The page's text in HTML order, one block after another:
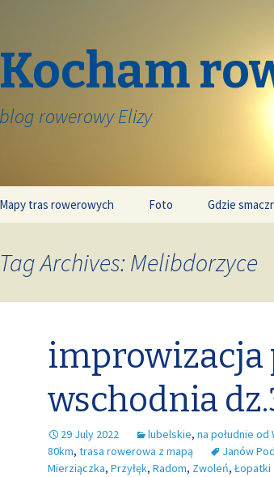
Kocham
blog rowerowy Elizy
Mapy tras rowerowych Foto Gdzie
Tag Archives: Melibdorzyce
improwizacja
wschodnia
29 July 2022 lubelskie, na południe od
80km, trasa rowerowa z mapą Janów
Mierziączka, Przyłęk, Radom, Zwoleń, Łopatki